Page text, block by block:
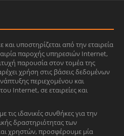
υποστηρίζεται από την εταιρεία
παροχής υπηρεσιών Internet,
παρουσία στον τομέα της
χρήση στις βάσεις δεδομένων
περιεχομένου και
Internet, σε εταιρείες και
ιδανικές συνθήκες για την
δραστηριότητας των
χρηστών, προσφέρουμε μία